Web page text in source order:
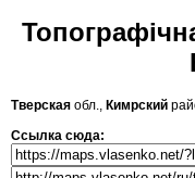
Тверская обл., Кимрский
Ссылка сюда: